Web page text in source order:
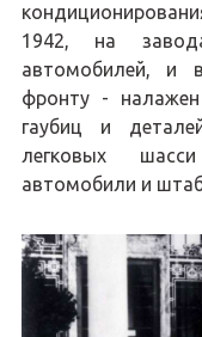
1942, на
автомобилей, и
фронту -
гаубиц и
легковых
автомобили и